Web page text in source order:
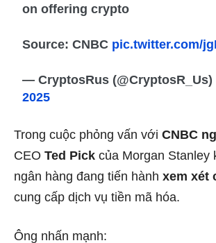
on offering crypto
Source: CNBC pic.twitter.com/
— CryptosRus (@CryptosR_Us)
2025
Trong cuộc phỏng vấn với CNBC
CEO Ted Pick của Morgan Stanley
ngân hàng đang tiến hành xem xét
cung cấp dịch vụ tiền mã hóa.
Ông nhấn mạnh: